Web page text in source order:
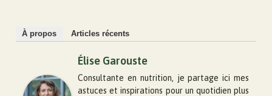
À propos Articles récents
Élise Garouste
Consultante en nutrition, je partage ici mes
astuces et inspirations pour un quotidien plus